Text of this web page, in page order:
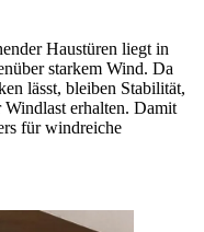
Haustüren liegt in
starkem Wind. Da
lässt, bleiben Stabilität,
erhalten. Damit
für windreiche